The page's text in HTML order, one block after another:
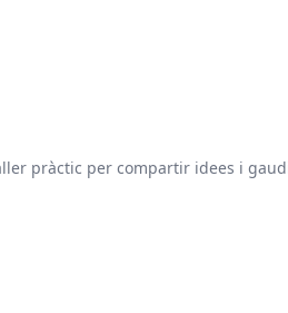
pràctic per compartir idees i